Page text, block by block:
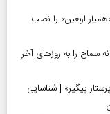
اربعین» را نصب
در سامانه سماح را به روز‌های آخر
پیگیر» | شناسایی